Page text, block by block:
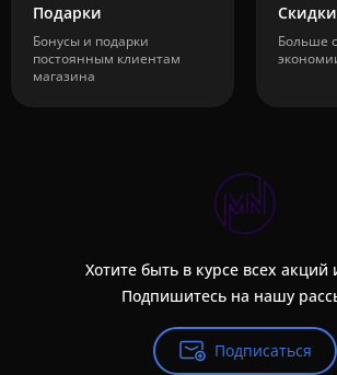
Подарки
Бонусы и подарки
постоянным клиентам
магазина
Скидки
Больше
Хотите быть в курсе всех акций
Подпишитесь на нашу
Подписаться